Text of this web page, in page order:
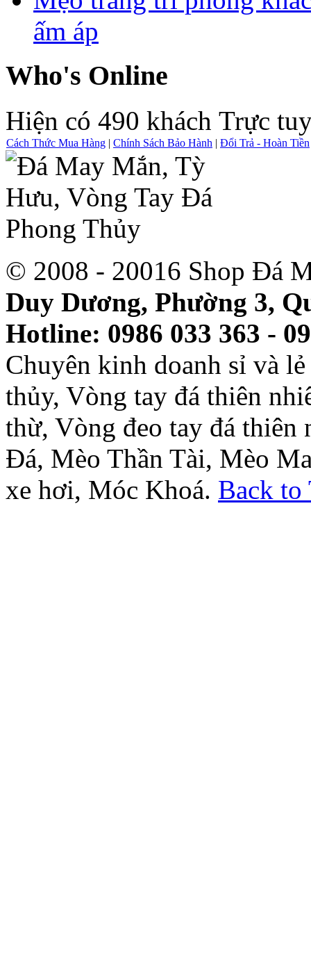
ấm áp
Who's Online
Hiện có 490 khách Trực
Cách Thức Mua Hàng | Chính Sách Bảo Hành | Đổi Trả - Hoàn Tiền
© 2008 - 20016 Shop Đá
Duy Dương, Phường 3,
Hotline: 0986 033 363 -
Chuyên kinh doanh sỉ và
thủy, Vòng tay đá thiên
thừ, Vòng đeo tay đá thiên
Đá, Mèo Thần Tài, Mèo
xe hơi, Móc Khoá. Back to